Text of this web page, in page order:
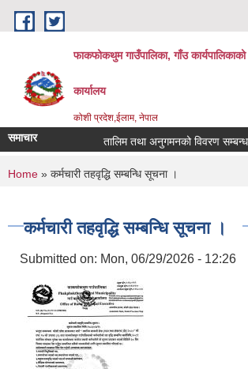
Skip to main content
फाकफोकथुम गाउँपालिका, गाँउ कार्यपालिकाको
कार्यालय
कोशी प्रदेश,ईलाम, नेपाल
समाचार तालिम तथा अनुगमनको विवरण सम्बन्धमा।
You are here
Home » कर्मचारी तहवृद्धि सम्बन्धि सूचना ।
कर्मचारी तहवृद्धि सम्बन्धि सूचना ।
Submitted on: Mon, 06/29/2026 - 12:26